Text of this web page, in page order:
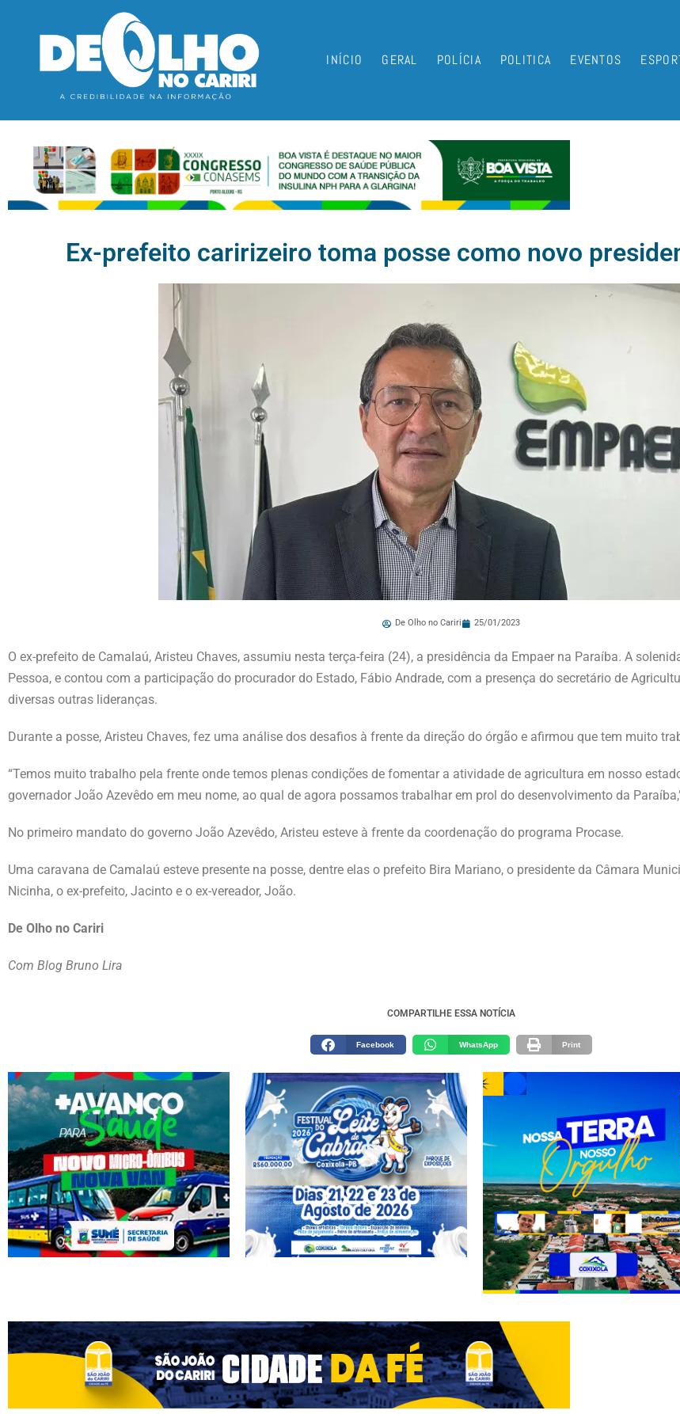
INÍCIO GERAL POLÍCIA POLITICA EVENTOS
Ex-prefeito caririzeiro toma posse como novo
De Olho no Cariri 25/01/2023
O ex-prefeito de Camalaú, Aristeu Chaves, assumiu nesta terça-feira (24), a presidência da Empaer na Paraíba. A
Pessoa, e contou com a participação do procurador do Estado, Fábio Andrade, com a presença do secretário de
diversas outras lideranças.
Durante a posse, Aristeu Chaves, fez uma análise dos desafios à frente da direção do órgão e afirmou que tem muito
“Temos muito trabalho pela frente onde temos plenas condições de fomentar a atividade de agricultura em nosso
governador João Azevêdo em meu nome, ao qual de agora possamos trabalhar em prol do desenvolvimento da
No primeiro mandato do governo João Azevêdo, Aristeu esteve à frente da coordenação do programa Procase.
Uma caravana de Camalaú esteve presente na posse, dentre elas o prefeito Bira Mariano, o presidente da Câmara
Nicinha, o ex-prefeito, Jacinto e o ex-vereador, João.
De Olho no Cariri
Com Blog Bruno Lira
COMPARTILHE ESSA NOTÍCIA
Facebook WhatsApp Print